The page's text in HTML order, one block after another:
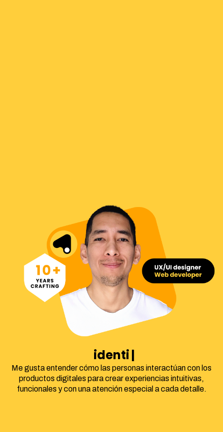
identidad corpo
Me gusta entender cómo las personas interactúan con los
productos digitales para crear experiencias intuitivas,
funcionales y con una atención especial a cada detalle.